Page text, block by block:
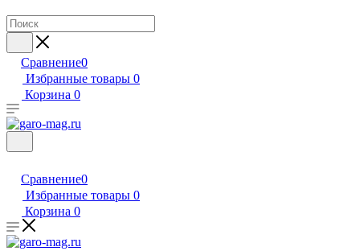
Сравнение0
Избранные товары 0
Корзина 0
Сравнение0
Избранные товары 0
Корзина 0